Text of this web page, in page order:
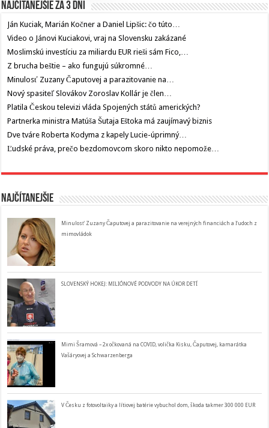
Najčítanejšie za 3 dni
Ján Kuciak, Marián Kočner a Daniel Lipšic: čo túto…
Video o Jánovi Kuciakovi, vraj na Slovensku zakázané
Moslimskú investíciu za miliardu EUR rieši sám Fico,…
Z brucha beštie – ako fungujú súkromné…
Minulosť Zuzany Čaputovej a parazitovanie na…
Nový spasiteľ Slovákov Zoroslav Kollár je člen…
Platila Českou televizi vláda Spojených států amerických?
Partnerka ministra Matúša Šutaja Eštoka má zaujímavý biznis
Dve tváre Roberta Kodyma z kapely Lucie-úprimný…
Ľudské práva, prečo bezdomovcom skoro nikto nepomože…
Najčítanejšie
Minulosť Zuzany Čaputovej a parazitovanie na verejných financiách a ľudoch z
mimovládok
SLOVENSKÝ HOKEJ: MILIÓNOVÉ PODVODY NA ÚKOR DETÍ
Mimi Šramová – 2x očkovaná na COVID, volička Kisku, Čaputovej, kamarátka
Vašáryovej a Schwarzenberga
V Česku z fotovoltaiky a lítiovej batérie vybuchol dom, škoda takmer 300 000 EUR